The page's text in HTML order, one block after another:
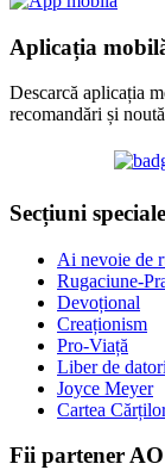
Aplicația
Descarcă aplicația
recomandări și
Secțiuni speciale
Ai nevoie de
Rugaciune-
Devoțional
Creaționism
Pro-Viață
Liber de
Joyce Meyer
Cartea
Fii partener AO